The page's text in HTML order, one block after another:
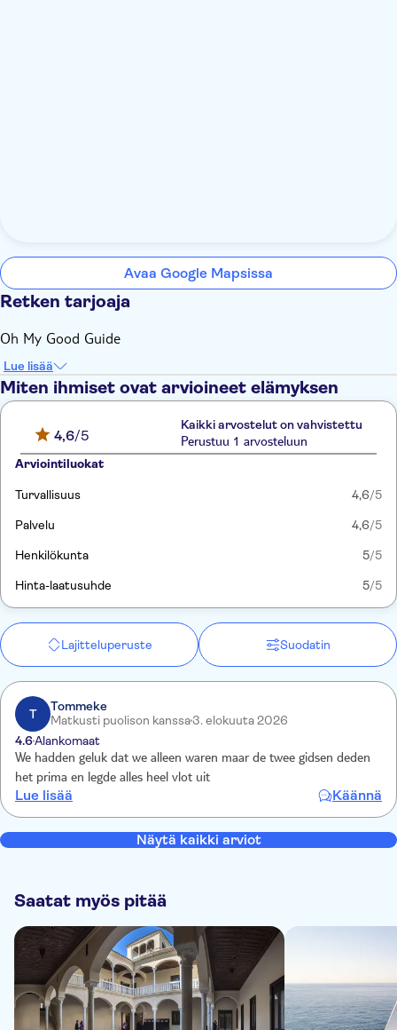
Avaa Google Mapsissa
Retken tarjoaja
Oh My Good Guide
Lue lisää
Miten ihmiset ovat arvioineet elämyksen
4,6/5
Kaikki arvostelut on vahvistettu
Perustuu 1 arvosteluun
Arviointiluokat
Turvallisuus 4,6/5
Palvelu 4,6/5
Henkilökunta 5/5
Hinta-laatusuhde 5/5
Lajitteluperuste Suodatin
T
Tommeke
Matkusti puolison kanssa3. elokuuta 2026
4.6Alankomaat
We hadden geluk dat we alleen waren maar de twee gidsen deden
het prima en legde alles heel vlot uit
Lue lisää Käännä
Näytä kaikki arviot
Saatat myös pitää